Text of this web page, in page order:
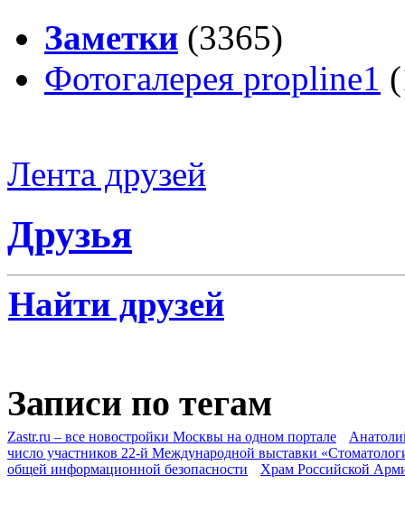
Заметки (3365)
Фотогалерея propline1
Лента друзей
Друзья
Найти друзей
Записи по тегам
Zastr.ru – все новостройки Москвы на одном портале
число участников 22-й Международной выставки
общей информационной безопасности
Храм Российской